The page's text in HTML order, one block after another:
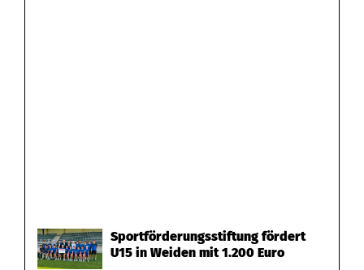
Sportförderungsstiftung fördert
U15 in Weiden mit 1.200 Euro